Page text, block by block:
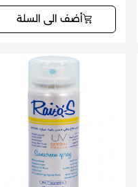
أضف الى السلة